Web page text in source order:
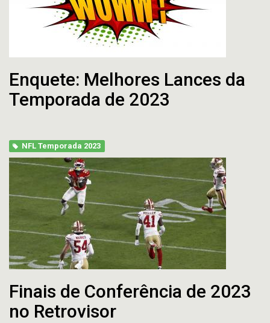
Enquete: Melhores Lances da
Temporada de 2023
NFL Temporada 2023
Finais de Conferência de 2023
no Retrovisor